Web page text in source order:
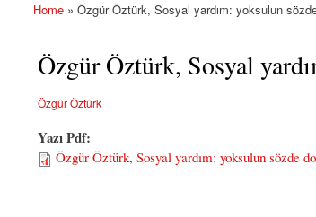
You are here
Home » Özgür Öztürk, Sosyal yardım: yoksulun
Özgür Öztürk, Sosyal
Özgür Öztürk
Yazı Pdf:
Özgür Öztürk, Sosyal yardım: yoksulun sözde